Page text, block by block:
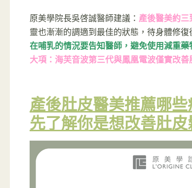
原美學院長吳啓誠醫師建議： 產後醫美約
靈也漸漸的調適到最佳的狀態，待身體修
在哺乳的情況要告知醫師，避免使用減重藥
大項：海芙音波第三代與鳳凰電波僅實改
產後肚皮醫美推薦哪些
先了解你是想改善肚